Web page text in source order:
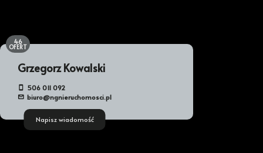
Grzegorz Kowalski
506 011 092
biuro@ngnieruchomosci.pl
Napisz wiadomość
46
OFERT